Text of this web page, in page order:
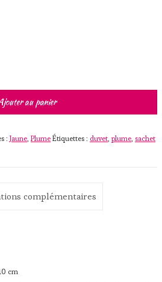
au panier
: Jaune Plume Étiquettes : duvet plume sachet
complémentaires
cm